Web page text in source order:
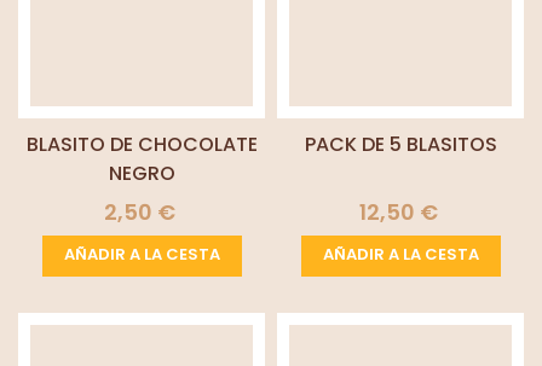
BLASITO DE CHOCOLATE
NEGRO
2,50 €
AÑADIR A LA CESTA
PACK DE 5 BLASITOS
12,50 €
AÑADIR A LA CESTA